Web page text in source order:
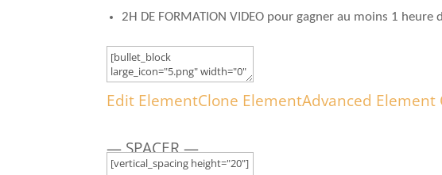
2H DE FORMATION VIDEO pour gagner au moins 1
Edit ElementClone ElementAdvanced Element
— SPACER —